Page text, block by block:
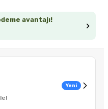
avantajı!
Yeni